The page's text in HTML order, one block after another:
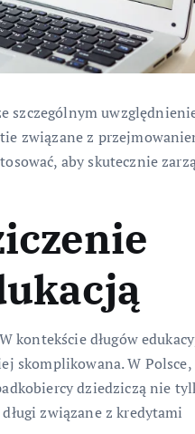
szczególnym
związane z
aby skutecznie
kontekście długów
skomplikowana. W Polsce,
dziedziczą nie
związane z kredytami